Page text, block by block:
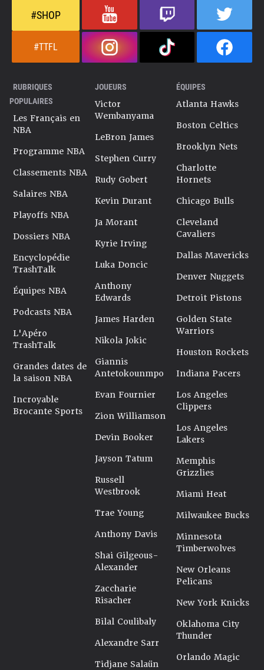
#SHOP
#TTFL
RUBRIQUES
POPULAIRES
Les Français en
NBA
Programme NBA
Classements NBA
Salaires NBA
Playoffs NBA
Dossiers NBA
Encyclopédie
TrashTalk
Équipes NBA
Podcasts NBA
L'Apéro
TrashTalk
Grandes dates de
la saison NBA
Incroyable
Brocante Sports
JOUEURS
Victor
Wembanyama
LeBron James
Stephen Curry
Rudy Gobert
Kevin Durant
Ja Morant
Kyrie Irving
Luka Doncic
Anthony
Edwards
James Harden
Nikola Jokic
Giannis
Antetokounmpo
Evan Fournier
Zion Williamson
Devin Booker
Jayson Tatum
Russell
Westbrook
Trae Young
Anthony Davis
Shai Gilgeous-
Alexander
Zaccharie
Risacher
Bilal Coulibaly
Alexandre Sarr
Tidjane Salaün
ÉQUIPES
Atlanta Hawks
Boston Celtics
Brooklyn Nets
Charlotte
Hornets
Chicago Bulls
Cleveland
Cavaliers
Dallas Mavericks
Denver Nuggets
Detroit Pistons
Golden State
Warriors
Houston Rockets
Indiana Pacers
Los Angeles
Clippers
Los Angeles
Lakers
Memphis
Grizzlies
Miami Heat
Milwaukee Bucks
Minnesota
Timberwolves
New Orleans
Pelicans
New York Knicks
Oklahoma City
Thunder
Orlando Magic